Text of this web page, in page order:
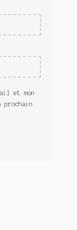
et mon
prochain